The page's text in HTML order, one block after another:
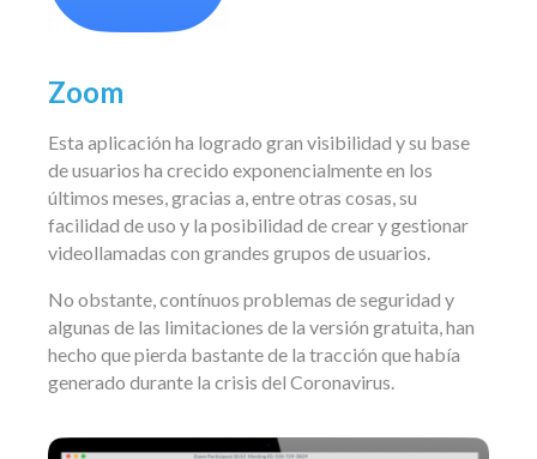
Zoom
Esta aplicación ha logrado gran visibilidad y su base
de usuarios ha crecido exponencialmente en los
últimos meses, gracias a, entre otras cosas, su
facilidad de uso y la posibilidad de crear y gestionar
videollamadas con grandes grupos de usuarios.
No obstante, contínuos problemas de seguridad y
algunas de las limitaciones de la versión gratuita, han
hecho que pierda bastante de la tracción que había
generado durante la crisis del Coronavirus.